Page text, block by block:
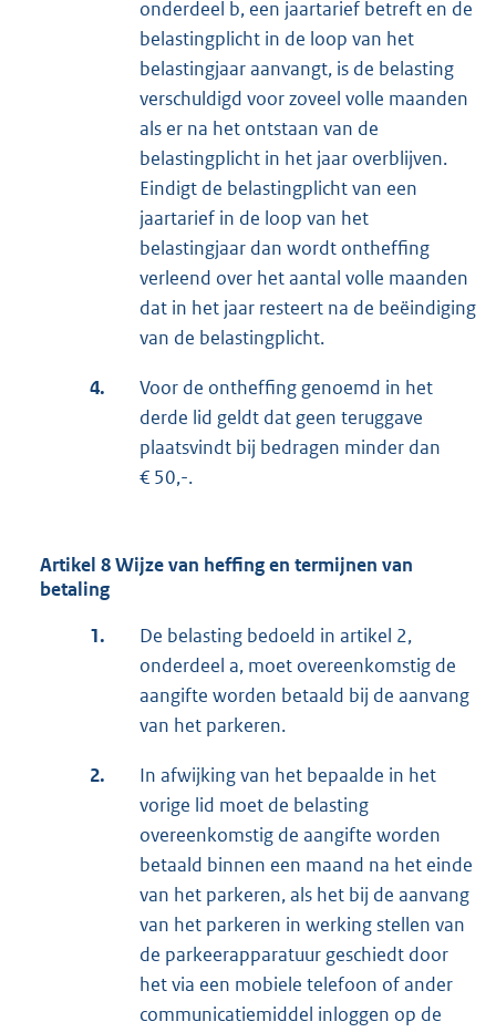
onderdeel b, een jaartarief betreft en de
belastingplicht in de loop van het
belastingjaar aanvangt, is de belasting
verschuldigd voor zoveel volle maanden
als er na het ontstaan van de
belastingplicht in het jaar overblijven.
Eindigt de belastingplicht van een
jaartarief in de loop van het
belastingjaar dan wordt ontheffing
verleend over het aantal volle maanden
dat in het jaar resteert na de beëindiging
van de belastingplicht.
4.
Voor de ontheffing genoemd in het
derde lid geldt dat geen teruggave
plaatsvindt bij bedragen minder dan
€ 50,-.
Artikel 8 Wijze van heffing en termijnen van
betaling
1.
De belasting bedoeld in artikel 2,
onderdeel a, moet overeenkomstig de
aangifte worden betaald bij de aanvang
van het parkeren.
2.
In afwijking van het bepaalde in het
vorige lid moet de belasting
overeenkomstig de aangifte worden
betaald binnen een maand na het einde
van het parkeren, als het bij de aanvang
van het parkeren in werking stellen van
de parkeerapparatuur geschiedt door
het via een mobiele telefoon of ander
communicatiemiddel inloggen op de